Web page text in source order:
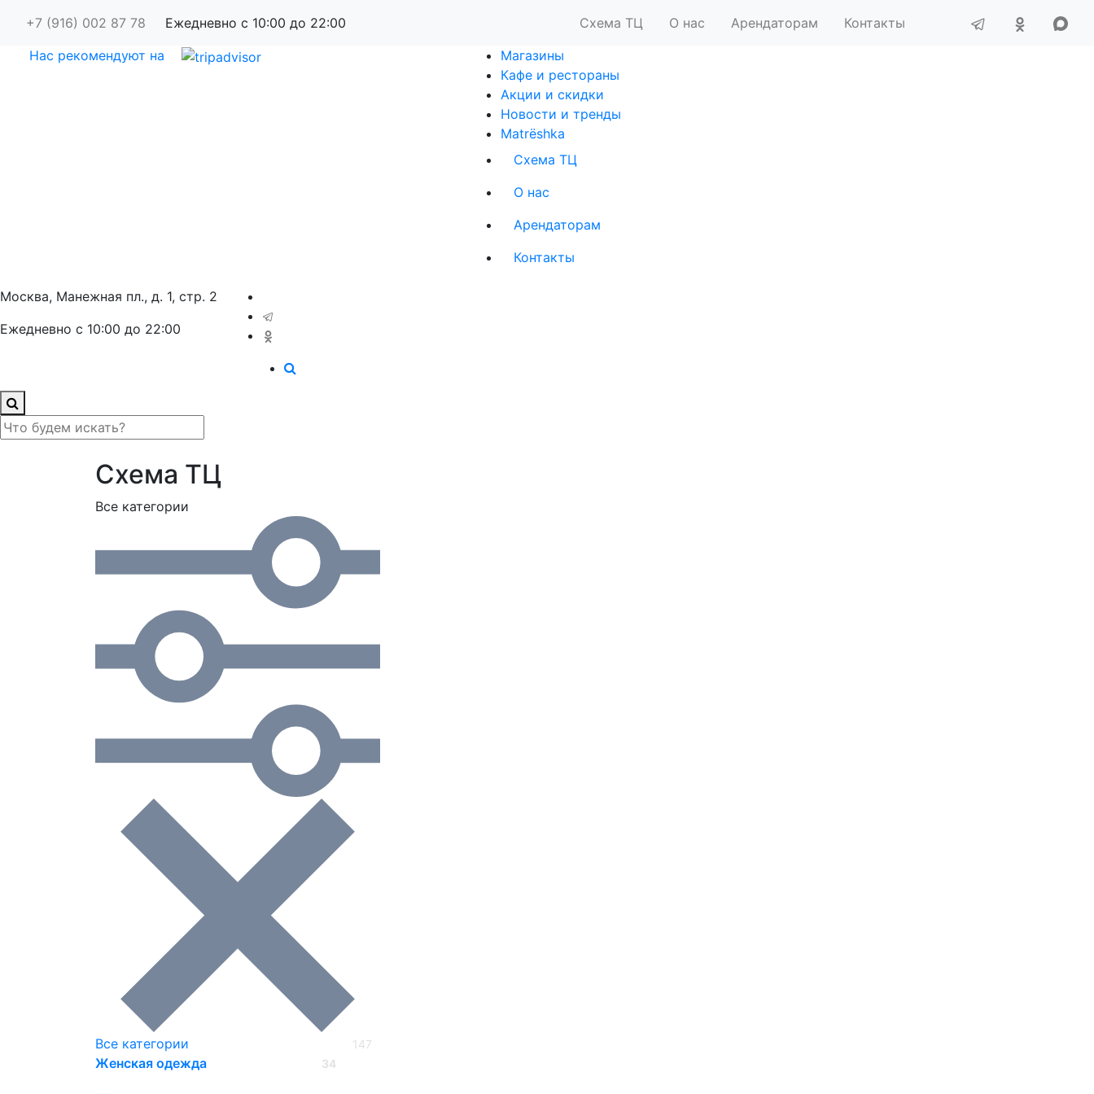
+7 (916) 002 87 78 Ежедневно с 10:00 до 22:00 Схема ТЦ О нас Арендаторам
Контакты
Нас рекомендуют на
Магазины
Кафе и рестораны
Акции и скидки
Новости и тренды
Matrёshka
Схема ТЦ
О нас
Арендаторам
Контакты
Москва, Манежная пл., д. 1, стр. 2
Ежедневно с 10:00 до 22:00
Схема ТЦ
Все категории
Все категории 147
Женская одежда 34